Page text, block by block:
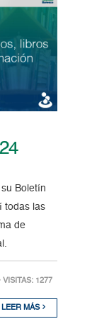
Boletín
todas las
de
VISITAS: 1277
LEER MÁS